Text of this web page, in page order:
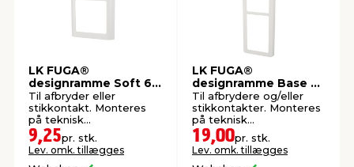
LK FUGA®
designramme Soft 63
1 modul hvid
Til afbryder eller
stikkontakt. Monteres
på teknisk
monteringsramme.
9,25pr. stk.
Lev. omk. tillægges
LK FUGA®
designramme Base 63
2,5 modul hvid
Til afbrydere og/eller
stikkontakter. Monteres
på teknisk
monteringsramme.
19,00pr. stk.
Lev. omk. tillægges